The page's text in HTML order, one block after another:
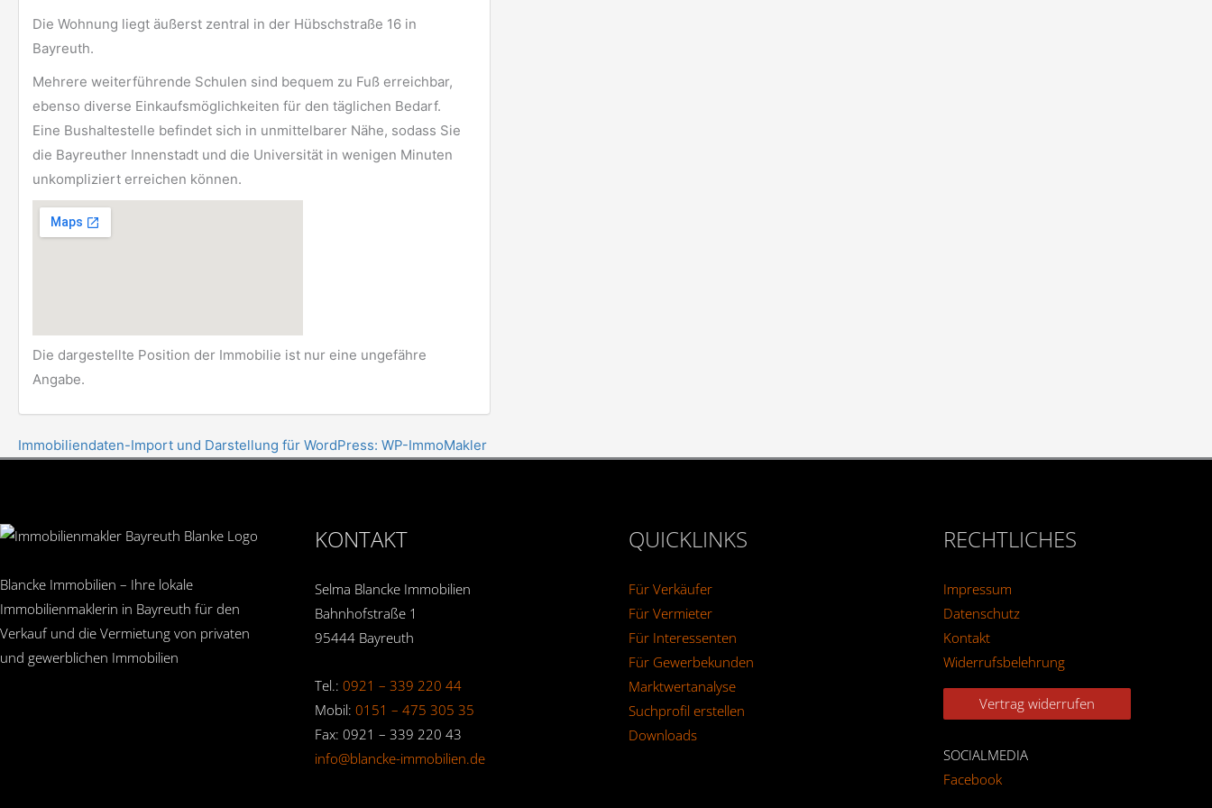
Die Wohnung liegt äußerst zentral in der Hübschstraße 16 in
Bayreuth.
Mehrere weiterführende Schulen sind bequem zu Fuß erreichbar,
ebenso diverse Einkaufsmöglichkeiten für den täglichen Bedarf.
Eine Bushaltestelle befindet sich in unmittelbarer Nähe, sodass Sie
die Bayreuther Innenstadt und die Universität in wenigen Minuten
unkompliziert erreichen können.
Die dargestellte Position der Immobilie ist nur eine ungefähre
Angabe.
Immobiliendaten-Import und Darstellung für WordPress: WP-ImmoMakler
Blancke Immobilien – Ihre lokale
Immobilienmaklerin in Bayreuth für den
Verkauf und die Vermietung von privaten
und gewerblichen Immobilien
KONTAKT
Selma Blancke Immobilien
Bahnhofstraße 1
95444 Bayreuth
Tel.: 0921 – 339 220 44
Mobil: 0151 – 475 305 35
Fax: 0921 – 339 220 43
info@blancke-immobilien.de
QUICKLINKS
Für Verkäufer
Für Vermieter
Für Interessenten
Für Gewerbekunden
Marktwertanalyse
Suchprofil erstellen
Downloads
RECHTLICHES
Impressum
Datenschutz
Kontakt
Widerrufsbelehrung
Vertrag widerrufen
SOCIALMEDIA
Facebook